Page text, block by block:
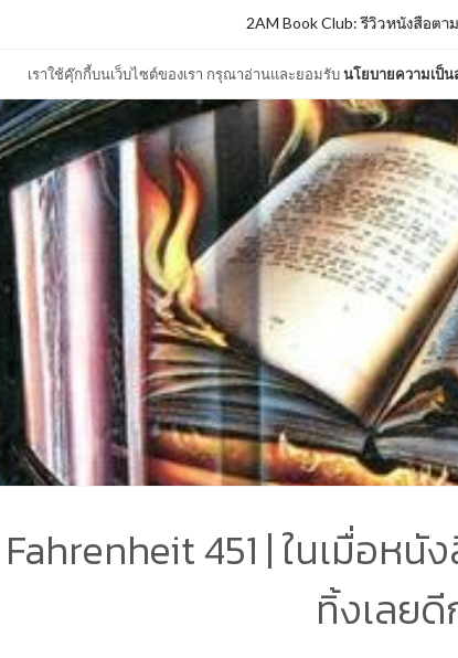
เราใช้คุ๊กกี้บนเว็บไซต์ของเรา กรุณาอ่านและยอมรับนโยบายความเป็น
2AM Book Club: รีวิวหนังสือตา
Fahrenheit 451 | ในเมื่อหนั
ทิ้งเลยดี